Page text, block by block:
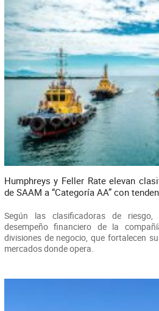
Humphreys y Feller Rate elevan
de SAAM a “Categoría AA” con
Según las clasificadoras de
desempeño financiero de la
divisiones de negocio, que fortalecen
mercados donde opera.